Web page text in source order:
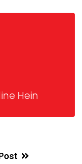
Hein